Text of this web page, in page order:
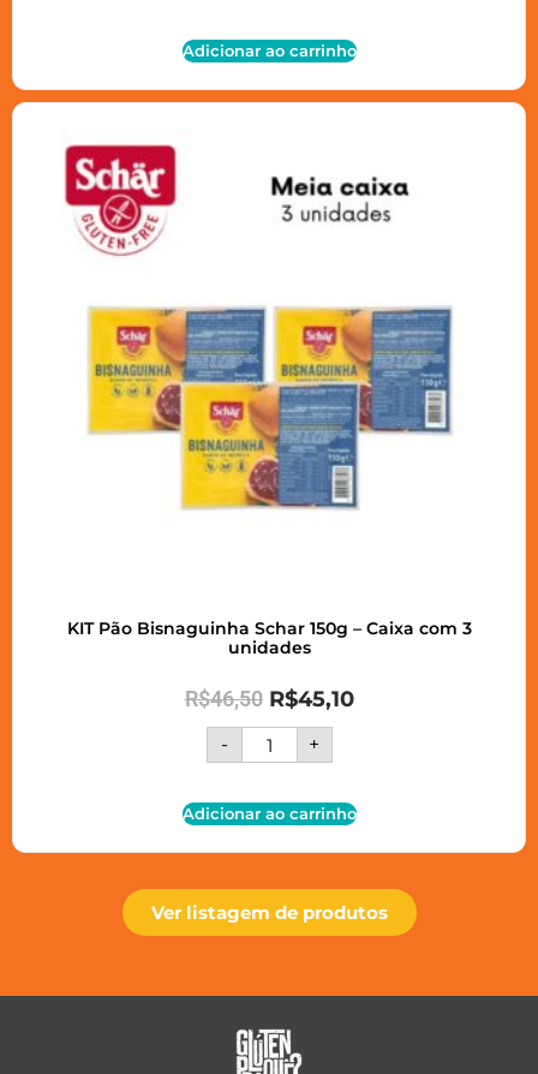
Adicionar ao carrinho
KIT Pão Bisnaguinha Schar 150g – Caixa com 3
unidades
R$46,50 R$45,10
- +
Adicionar ao carrinho
Ver listagem de produtos